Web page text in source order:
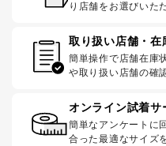
り店舗をお選びいた
取り扱い店舗・在
簡単操作で店舗在庫
や取り扱い店舗の確
オンライン試着サ
簡単なアンケートに
合った最適なサイズ